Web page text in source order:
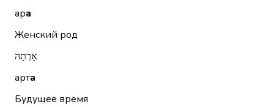
ара
Женский род
אָרְתָה
арта
Будущее время